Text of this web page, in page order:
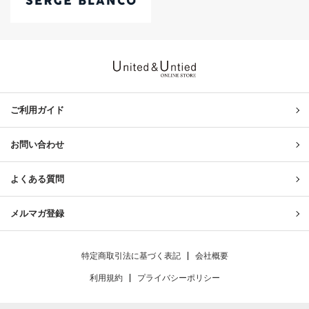
ご利用ガイド
お問い合わせ
よくある質問
メルマガ登録
特定商取引法に基づく表記 会社概要
利用規約 プライバシーポリシー